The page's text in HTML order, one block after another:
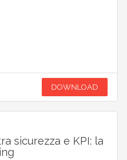
DOWNLOAD
sicurezza e KPI: la